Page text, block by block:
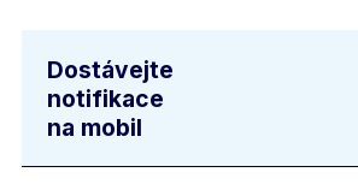
Dostávejte
notifikace
na mobil